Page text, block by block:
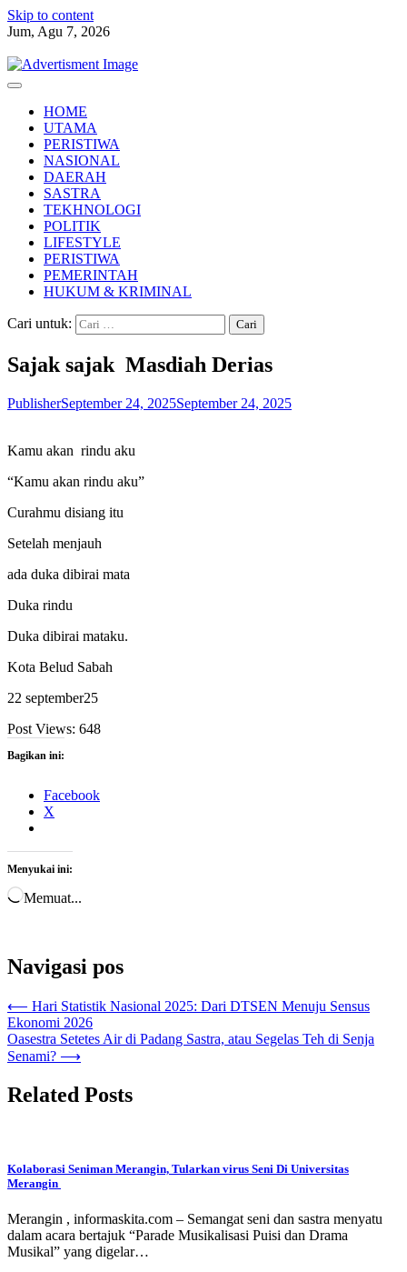
Skip to content
Jum, Agu 7, 2026
HOME
UTAMA
PERISTIWA
NASIONAL
DAERAH
SASTRA
TEKHNOLOGI
POLITIK
LIFESTYLE
PERISTIWA
PEMERINTAH
HUKUM & KRIMINAL
Cari untuk:
Sajak sajak Masdiah Derias
PublisherSeptember 24, 2025September 24, 2025
Kamu akan rindu aku
“Kamu akan rindu aku”
Curahmu disiang itu
Setelah menjauh
ada duka dibirai mata
Duka rindu
Duka dibirai mataku.
Kota Belud Sabah
22 september25
Post Views: 648
Bagikan ini:
Facebook
X
Menyukai ini:
Memuat...
Navigasi pos
⟵ Hari Statistik Nasional 2025: Dari DTSEN Menuju Sensus
Ekonomi 2026
Oasestra Setetes Air di Padang Sastra, atau Segelas Teh di Senja
Senami? ⟶
Related Posts
Kolaborasi Seniman Merangin, Tularkan virus Seni Di Universitas
Merangin
Merangin , informaskita.com – Semangat seni dan sastra menyatu
dalam acara bertajuk “Parade Musikalisasi Puisi dan Drama
Musikal” yang digelar…